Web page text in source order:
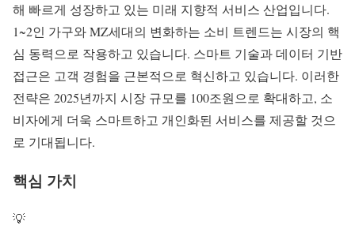
해 빠르게 성장하고 있는 미래 지향적 서비스 산업입니다.
1~2인 가구와MZ세대의 변화하는 소비 트렌드는 시장의 핵
심 동력으로 작용하고 있습니다. 스마트 기술과 데이터 기반
접근은 고객 경험을 근본적으로 혁신하고 있습니다. 이러한
전략은 2025년까지 시장 규모를 100조원으로 확대하고, 소
비자에게 더욱 스마트하고 개인화된 서비스를 제공할 것으
로 기대됩니다.
핵심 가치
💡